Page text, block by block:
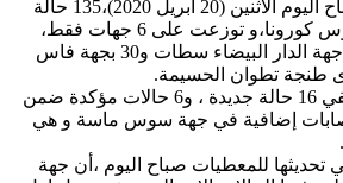
سجلت وزارة الصحة صباح اليوم الاثنين (20 ابريل 2020)،135 حالة
جديدة تحمل جائحة فيروس كورونا،و توزعت على 6 جهات فقط،
بحيث سجل 58حالة في جهة الدار البيضاء سطات و30 بجهة فاس
و حصد جهة مراكش آسفي 16 حالة جديدة ، و6 حالات مؤكدة ضمن
جهة الشرق و3 إصابات إضافية في جهة سوس ماسة و هي
للمعطيات صباح اليوم ،أن جهة